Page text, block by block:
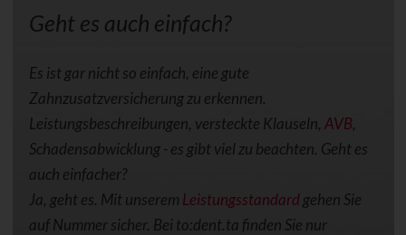
Geht es auch einfach?
Es ist gar nicht so einfach, eine gute
Zahnzusatzversicherung zu erkennen.
Leistungsbeschreibungen, versteckte Klauseln, AVB,
Schadensabwicklung - es gibt viel zu beachten. Geht es
auch einfacher?
Ja, geht es. Mit unserem Leistungsstandardgehen Sie
auf Nummer sicher. Bei to:dent.ta finden Sie nur